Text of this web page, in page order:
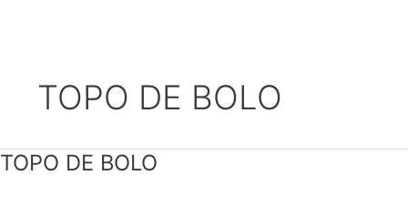
TOPO DE BOLO
TOPO DE BOLO
TOPO